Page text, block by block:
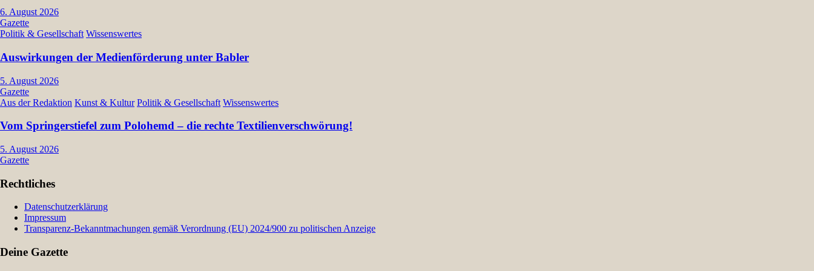
6. August 2026
Gazette
Politik & Gesellschaft Wissenswertes
Auswirkungen der Medienförderung unter Babler
5. August 2026
Gazette
Aus der Redaktion Kunst & Kultur Politik & Gesellschaft Wissenswertes
Vom Springerstiefel zum Polohemd – die rechte Textilienverschwörung!
5. August 2026
Gazette
Rechtliches
Datenschutzerklärung
Impressum
Transparenz-Bekanntmachungen gemäß Verordnung (EU) 2024/900 zu politischen Anzeige
Deine Gazette